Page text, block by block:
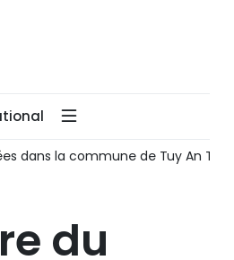
dans la commune de Tuy An Tay
du